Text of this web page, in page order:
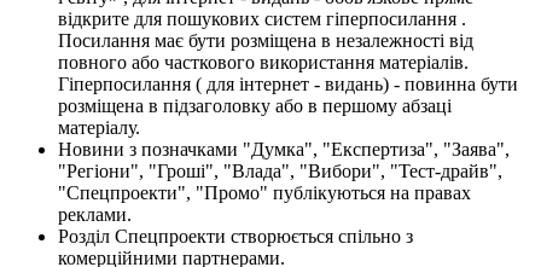
відкрите для пошукових систем гіперпосилання .
Посилання має бути розміщена в незалежності від
повного або часткового використання матеріалів.
Гіперпосилання ( для інтернет - видань) - повинна бути
розміщена в підзаголовку або в першому абзаці
матеріалу.
Новини з позначками "Думка", "Експертиза", "Заява",
"Регіони", "Гроші", "Влада", "Вибори", "Тест-драйв",
"Спецпроекти", "Промо" публікуються на правах
реклами.
Розділ Спецпроекти створюється спільно з
комерційними партнерами.